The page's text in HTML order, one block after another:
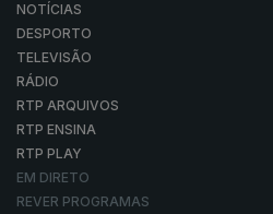
NOTÍCIAS
DESPORTO
TELEVISÃO
RÁDIO
RTP ARQUIVOS
RTP ENSINA
RTP PLAY
EM DIRETO
REVER PROGRAMAS